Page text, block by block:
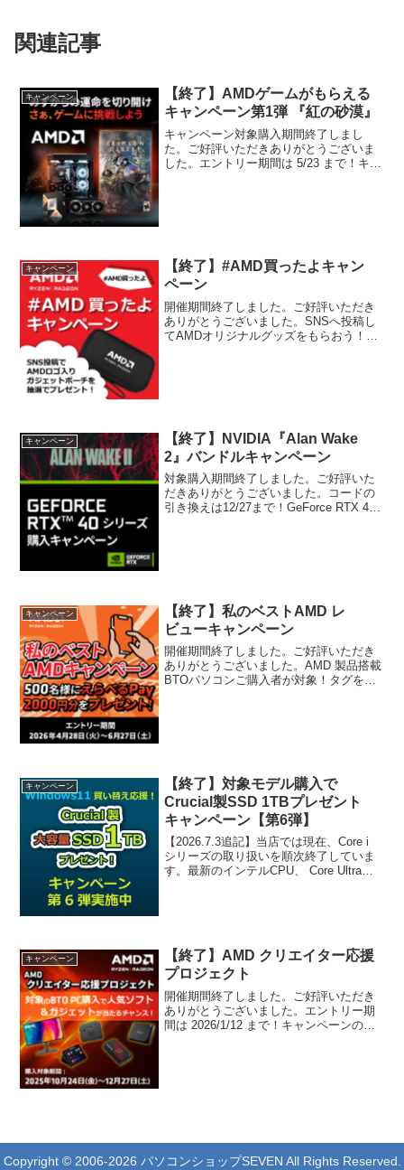
関連記事
キャンペーン
【終了】AMDゲームがもらえる
キャンペーン第1弾 『紅の砂漠』
キャンペーン対象購入期間終了しまし
た。ご好評いただきありがとうございま
した。エントリー期間は 5/23 まで！キャ
キャンペーン
【終了】#AMD買ったよキャン
ペーン
開催期間終了しました。ご好評いただき
ありがとうございました。SNSへ投稿し
てAMDオリジナルグッズをもらおう！
キャンペーン
【終了】NVIDIA『Alan Wake
2』バンドルキャンペーン
対象購入期間終了しました。ご好評いた
だきありがとうございました。コードの
引き換えは12/27まで！GeForce RTX 40
キャンペーン
【終了】私のベストAMD レ
ビューキャンペーン
開催期間終了しました。ご好評いただき
ありがとうございました。AMD 製品搭載
BTOパソコンご購入者が対象！タグをつ
キャンペーン
【終了】対象モデル購入で
Crucial製SSD 1TBプレゼント
キャンペーン【第6弾】
【2026.7.3追記】当店では現在、Core i
シリーズの取り扱いを順次終了していま
す。最新のインテルCPU、 Core Ultraシ
キャンペーン
【終了】AMD クリエイター応援
プロジェクト
開催期間終了しました。ご好評いただき
ありがとうございました。エントリー期
間は 2026/1/12 まで！キャンペーンのご
Copyright © 2006-2026 パソコンショップSEVEN All Rights Reserved.